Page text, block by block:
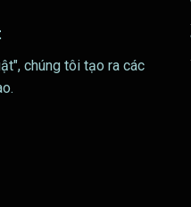
chúng tôi tạo ra các